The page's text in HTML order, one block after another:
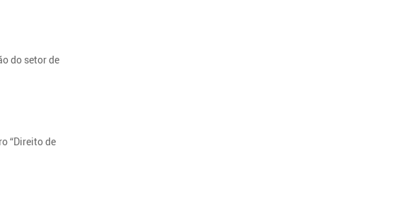
do setor de
“Direito de